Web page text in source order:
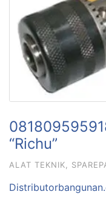
“Richu”
ALAT TEKNIK